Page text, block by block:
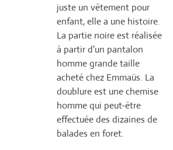
juste un vêtement pour
enfant, elle a une histoire.
La partie noire est réalisée
à partir d'un pantalon
homme grande taille
acheté chez Emmaüs. La
doublure est une chemise
homme qui peut-être
effectuée des dizaines de
balades en foret.